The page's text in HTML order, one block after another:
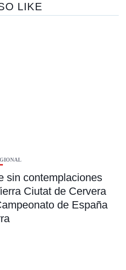
LIKE
sin contemplaciones
Ciutat de Cervera
de España